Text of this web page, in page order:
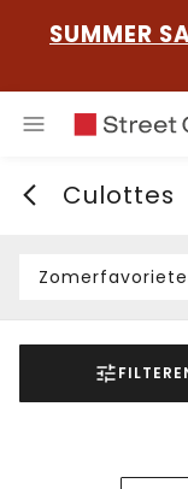
SUMMER
Culottes